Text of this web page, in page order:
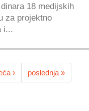
18 medijskih
za projektno
i...
› poslednja »